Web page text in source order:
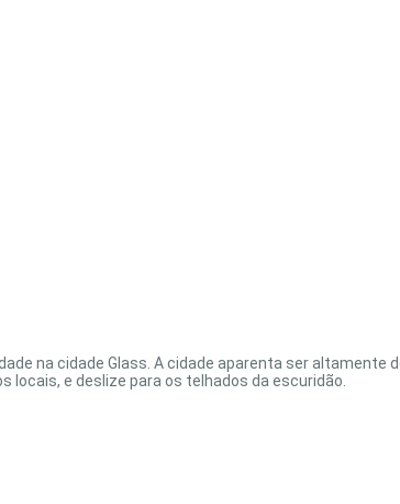
na cidade Glass. A cidade aparenta ser
locais, e deslize para os telhados da escuridão.